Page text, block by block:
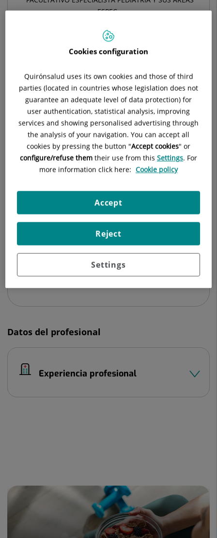
ESPEC
PEDIATRÍA Y SUS ÁREAS ESPECÍFICAS
Pedir cita
Pide cita con este profesional en otros hospitales:
Centro Médico Quirónsalud Tres Cantos
C/ Del Viento, 10
28760 Madrid
918 06 02 61
Centro Médico Quirónsalud Valdebebas
C/ Jordi Solé Tura, esq. Avda. Juan Antonio
28055 Valdebebas Madrid
910 631 300
Datos del profesional
Experiencia profesional
Cookies configuration
Quirónsalud uses its own cookies and those of third
parties (located in countries whose legislation does not
guarantee an adequate level of data protection) for
user authentication, statistical analysis, improving
services and showing personalised advertising through
the analysis of your navigation. You can accept all
cookies by pressing the button "Accept cookies" or
configure/refuse them their use from this Settings. For
more information click here: Cookie policy
Settings
Reject
Accept